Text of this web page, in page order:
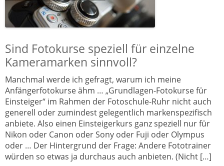
Sind Fotokurse speziell für einzelne
Kameramarken sinnvoll?
Manchmal werde ich gefragt, warum ich meine
Anfängerfotokurse ähm … „Grundlagen-Fotokurse für
Einsteiger“ im Rahmen der Fotoschule-Ruhr nicht auch
generell oder zumindest gelegentlich markenspezifisch
anbiete. Also einen Einsteigerkurs ganz speziell nur für
Nikon oder Canon oder Sony oder Fuji oder Olympus
oder … Der Hintergrund der Frage: Andere Fototrainer
würden so etwas ja durchaus auch anbieten. (Nicht […]